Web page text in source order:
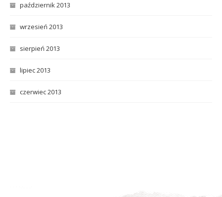
październik 2013
wrzesień 2013
sierpień 2013
lipiec 2013
czerwiec 2013